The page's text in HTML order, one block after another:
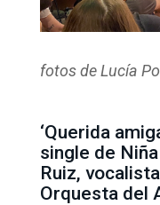
fotos de Lucía
‘Querida
single de
Ruiz,
Orquesta del